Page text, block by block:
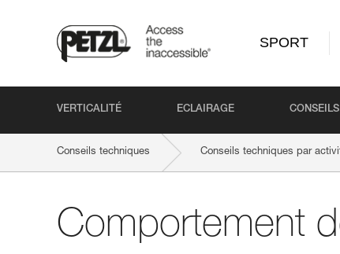
SPORT
VERTICALITÉ ECLAIRAGE
Conseils techniques Conseils techniques par
Comportement